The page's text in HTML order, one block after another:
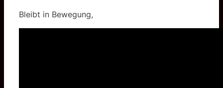
Bleibt in Bewegung,